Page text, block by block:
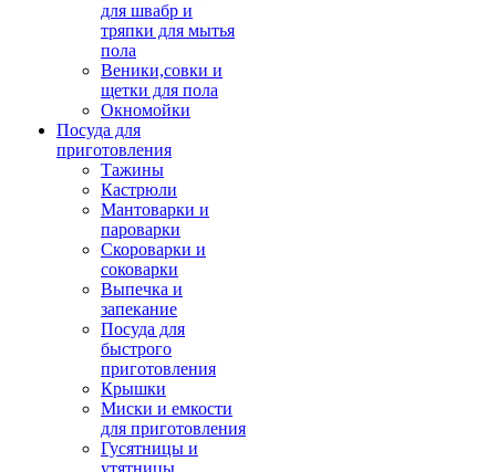
для швабр и
тряпки для мытья
пола
Веники,совки и
щетки для пола
Окномойки
Посуда для
приготовления
Тажины
Кастрюли
Мантоварки и
пароварки
Скороварки и
соковарки
Выпечка и
запекание
Посуда для
быстрого
приготовления
Крышки
Миски и емкости
для приготовления
Гусятницы и
утятницы